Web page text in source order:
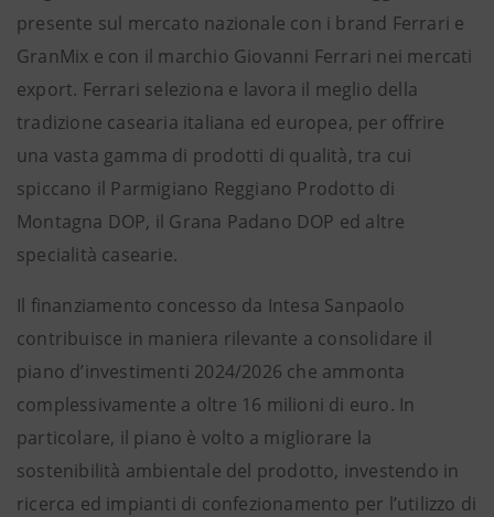
presente sul mercato nazionale con i brand Ferrari e
GranMix e con il marchio Giovanni Ferrari nei mercati
export. Ferrari seleziona e lavora il meglio della
tradizione casearia italiana ed europea, per offrire
una vasta gamma di prodotti di qualità, tra cui
spiccano il Parmigiano Reggiano Prodotto di
Montagna DOP, il Grana Padano DOP ed altre
specialità casearie.
Il finanziamento concesso da Intesa Sanpaolo
contribuisce in maniera rilevante a consolidare il
piano d’investimenti 2024/2026 che ammonta
complessivamente a oltre 16 milioni di euro. In
particolare, il piano è volto a migliorare la
sostenibilità ambientale del prodotto, investendo in
ricerca ed impianti di confezionamento per l’utilizzo di